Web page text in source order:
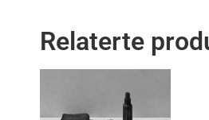
Relaterte